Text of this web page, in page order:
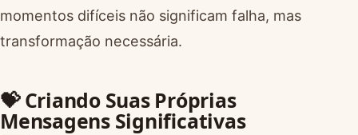
momentos difíceis não significam falha, mas
transformação necessária.
💝 Criando Suas Próprias
Mensagens Significativas